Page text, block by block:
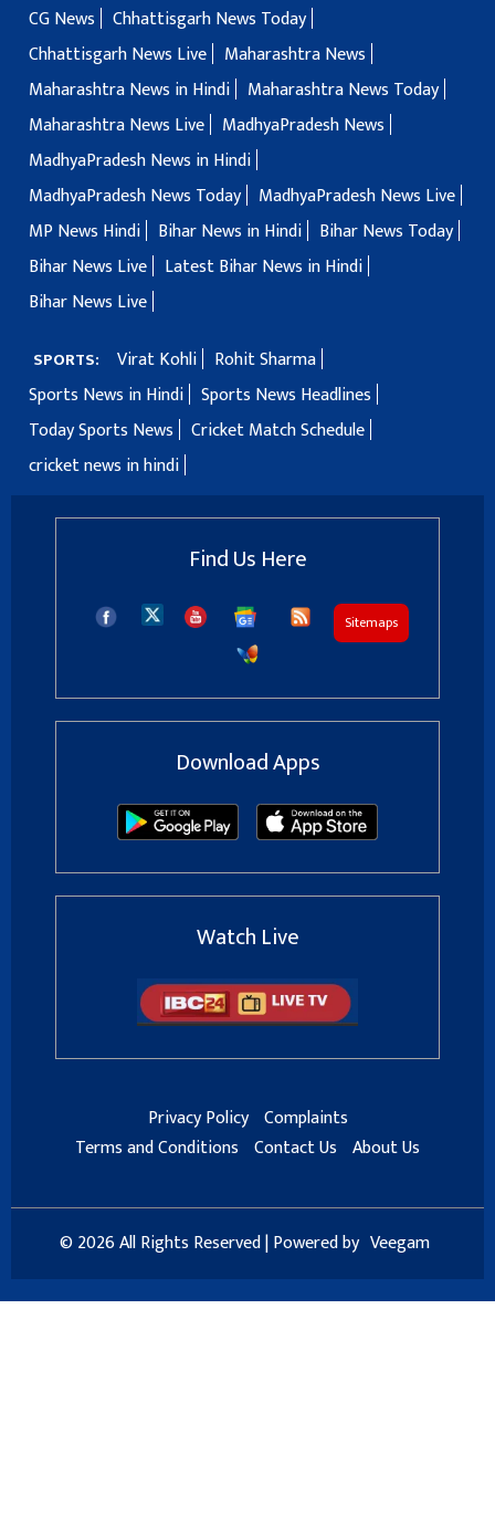
CG News
Chhattisgarh News Today
Chhattisgarh News Live
Maharashtra News
Maharashtra News in Hindi
Maharashtra News Today
Maharashtra News Live
MadhyaPradesh News
MadhyaPradesh News in Hindi
MadhyaPradesh News Today
MadhyaPradesh News Live
MP News Hindi
Bihar News in Hindi
Bihar News Today
Bihar News Live
Latest Bihar News in Hindi
Bihar News Live
SPORTS: Virat Kohli
Rohit Sharma
Sports News in Hindi Sports News Headlines
Today Sports News
Cricket Match Schedule
cricket news in hindi
Find Us Here
Sitemaps
Download Apps
Watch Live
Privacy Policy Complaints
Terms and Conditions Contact Us About Us
© 2026 All Rights Reserved | Powered by Veegam